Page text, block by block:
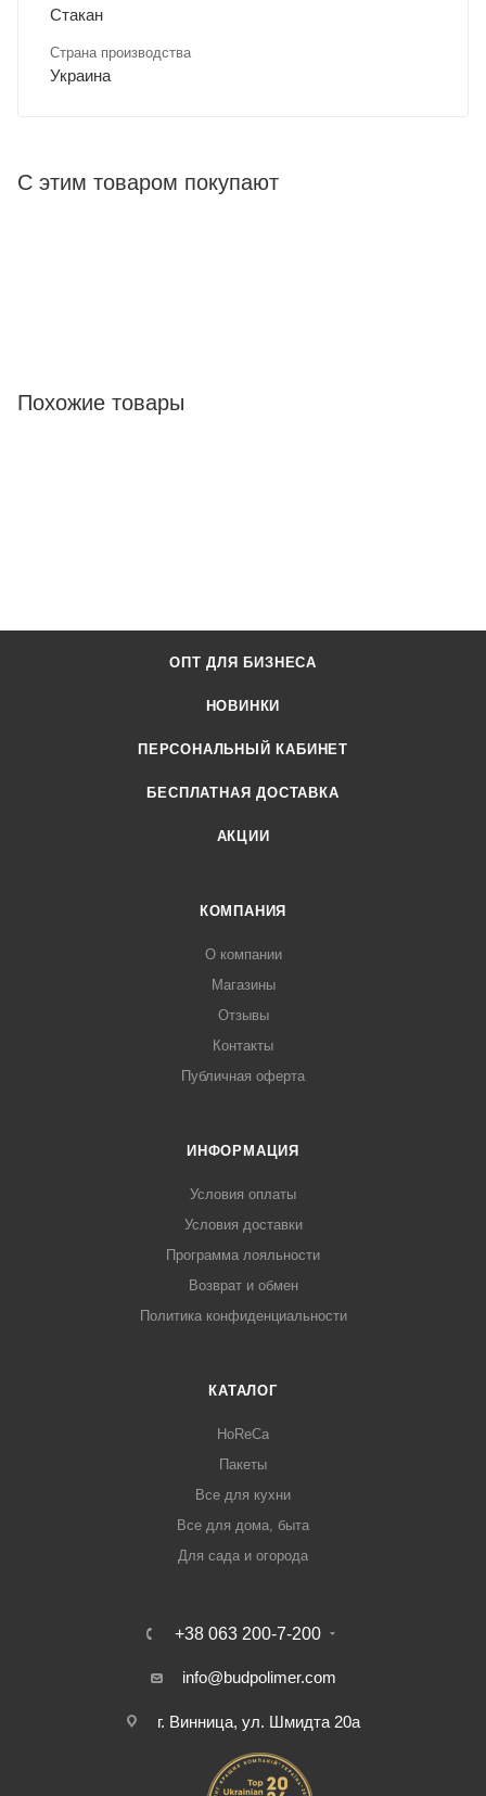
Стакан
Страна производства
Украина
С этим товаром покупают
Похожие товары
ОПТ ДЛЯ БИЗНЕСА
НОВИНКИ
ПЕРСОНАЛЬНЫЙ КАБИНЕТ
БЕСПЛАТНАЯ ДОСТАВКА
АКЦИИ
КОМПАНИЯ
О компании
Магазины
Отзывы
Контакты
Публичная оферта
ИНФОРМАЦИЯ
Условия оплаты
Условия доставки
Программа лояльности
Возврат и обмен
Политика конфиденциальности
КАТАЛОГ
HoReCa
Пакеты
Все для кухни
Все для дома, быта
Для сада и огорода
+38 063 200-7-200
info@budpolimer.com
г. Винница, ул. Шмидта 20а